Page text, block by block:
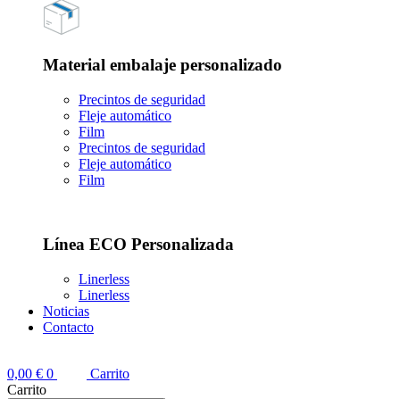
Material embalaje personalizado
Precintos de seguridad
Fleje automático
Film
Precintos de seguridad
Fleje automático
Film
Línea ECO Personalizada
Linerless
Linerless
Noticias
Contacto
0,00 € 0
Carrito
Carrito